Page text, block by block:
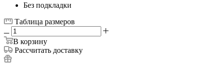
Без подкладки
Таблица размеров
В корзину
Рассчитать доставку